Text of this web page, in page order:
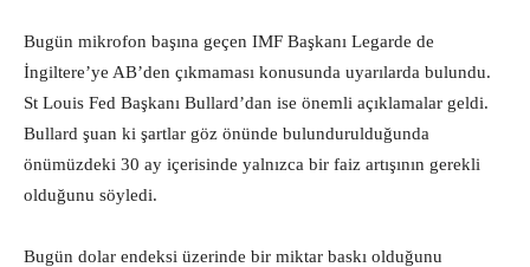
Bugün mikrofon başına geçen IMF Başkanı Legarde de
İngiltere’ye AB’den çıkmaması konusunda uyarılarda bulundu.
St Louis Fed Başkanı Bullard’dan ise önemli açıklamalar geldi.
Bullard şuan ki şartlar göz önünde bulundurulduğunda
önümüzdeki 30 ay içerisinde yalnızca bir faiz artışının gerekli
olduğunu söyledi.
Bugün dolar endeksi üzerinde bir miktar baskı olduğunu